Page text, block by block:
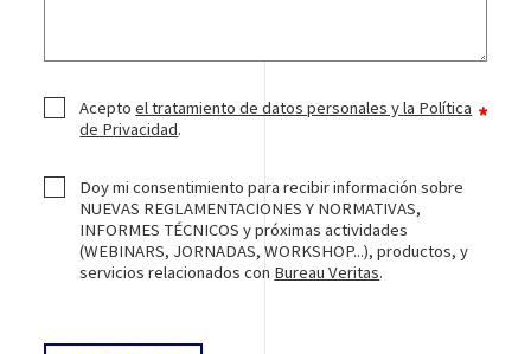
Aceptoel tratamiento de datos personales y la Política
de Privacidad.
Doy mi consentimiento para recibir información sobre
NUEVAS REGLAMENTACIONES Y NORMATIVAS,
INFORMES TÉCNICOS y próximas actividades
(WEBINARS, JORNADAS, WORKSHOP...), productos, y
servicios relacionados con Bureau Veritas.